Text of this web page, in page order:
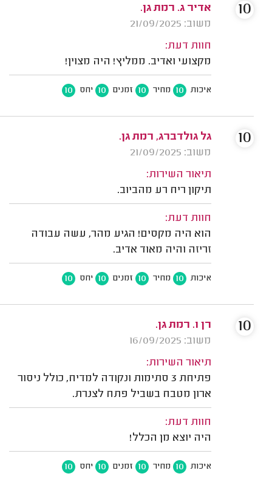
אדיר ג. רמת גן.
משוב: 21/09/2025
חוות דעת:
מקצועי ואדיב. ממליץ! היה מצוין!
איכות 10 מחיר 10 זמנים 10 יחס 10
10
גל גולדברג, רמת גן.
משוב: 21/09/2025
תיאור השירות:
תיקון ריח רע מהביוב.
חוות דעת:
הוא היה מקסים! הגיע מהר, עשה עבודה
זריזה והיה מאוד אדיב.
איכות 10 מחיר 10 זמנים 10 יחס 10
10
רן ו. רמת גן.
משוב: 16/09/2025
תיאור השירות:
פתיחת 3 סתימות ונקודה למדיח, כולל ניסור
ארון מטבח בשביל פתח לצנרת.
חוות דעת:
היה יוצא מן הכלל!
איכות 10 מחיר 10 זמנים 10 יחס 10
10